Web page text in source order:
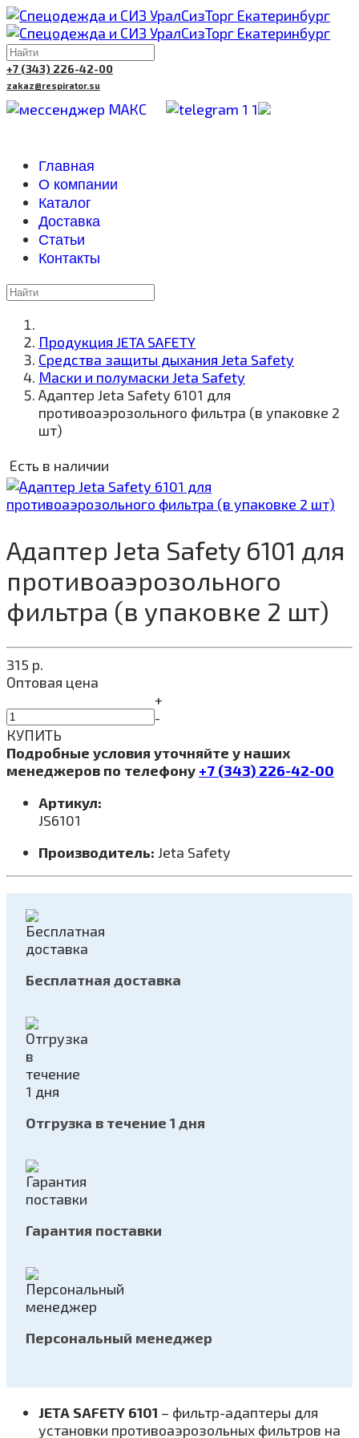
+7 (343) 226-42-00
zakaz@respirator.su
Главная
О компании
Каталог
Доставка
Cтатьи
Контакты
Продукция JETA SAFETY
Средства защиты дыхания Jeta Safety
Маски и полумаски Jeta Safety
Адаптер Jeta Safety 6101 для
противоаэрозольного фильтра (в упаковке 2
шт)
Есть в наличии
Адаптер Jeta Safety 6101 для
противоаэрозольного
фильтра (в упаковке 2 шт)
315 р.
Оптовая цена
+
-
КУПИТЬ
Подробные условия уточняйте у наших
менеджеров по телефону +7 (343) 226-42-00
Артикул:
JS6101
Производитель: Jeta Safety
Бесплатная доставка
Отгрузка в течение 1 дня
Гарантия поставки
Персональный менеджер
JETA SAFETY 6101 – фильтр-адаптеры для
установки противоаэрозольных фильтров на